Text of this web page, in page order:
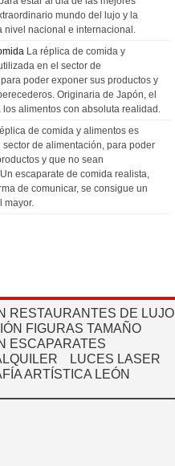
mundo del lujo y la
nivel nacional e internacional.
La réplica de comida y
en el sector de
poder exponer sus productos y
Originaria de Japón, el
los alimentos con absoluta realidad.
de comida y alimentos es
de alimentación, para poder
y que no sean
escaparate de comida realista,
de comunicar, se consigue un
mayor.
RESTAURANTES DE LUJO
FIGURAS TAMAÑO
ESCAPARATES
LUCES LASER
ARTÍSTICA LEÓN